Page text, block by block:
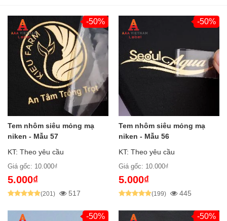
-50%
Tem nhôm siêu mỏng mạ
niken - Mẫu 57
KT: Theo yêu cầu
Giá gốc: 10.000₫
5.000₫
(201) 517
-50%
Tem nhôm siêu mỏng mạ
niken - Mẫu 56
KT: Theo yêu cầu
Giá gốc: 10.000₫
5.000₫
(199) 445
-50% -50%